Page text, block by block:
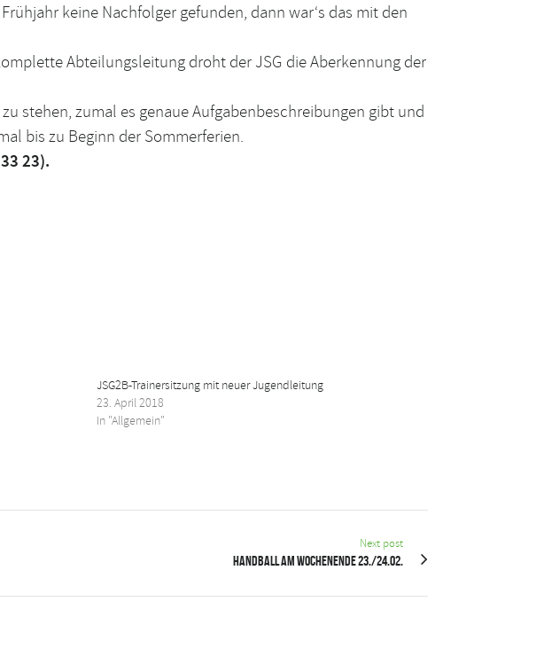
keine Nachfolger gefunden, dann war‘s das mit den
Abteilungsleitung droht der JSG die Aberkennung der
stehen, zumal es genaue Aufgabenbeschreibungen gibt und
bis zu Beginn der Sommerferien.
23).
JSG2B-Trainersitzung mit neuer Jugendleitung
23. April 2018
In "Allgemein"
Next post
Handball am Wochenende 23./24.02.